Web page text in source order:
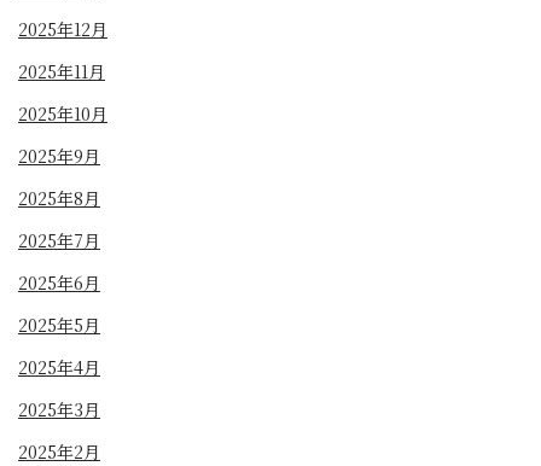
2025年12月
2025年11月
2025年10月
2025年9月
2025年8月
2025年7月
2025年6月
2025年5月
2025年4月
2025年3月
2025年2月